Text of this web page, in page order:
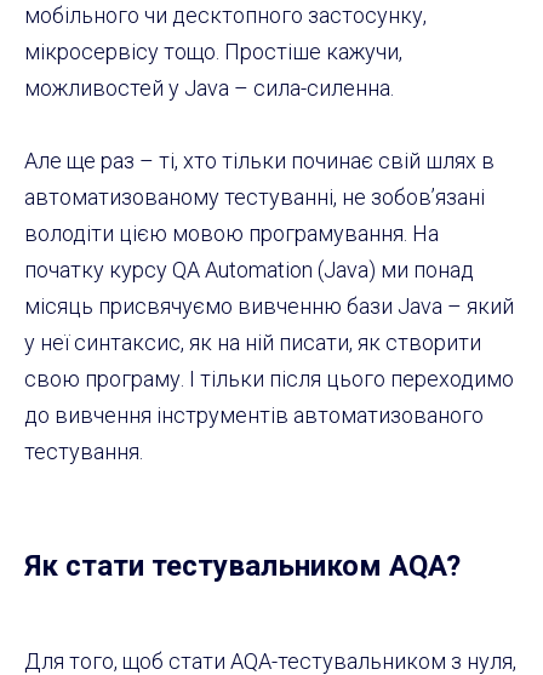
мобільного чи десктопного застосунку,
мікросервісу тощо. Простіше кажучи,
можливостей у Java – сила-силенна.
Але ще раз – ті, хто тільки починає свій шлях в
автоматизованому тестуванні, не зобовʼязані
володіти цією мовою програмування. На
початку курсу QA Automation (Java) ми понад
місяць присвячуємо вивченню бази Java – який
у неї синтаксис, як на ній писати, як створити
свою програму. І тільки після цього переходимо
до вивчення інструментів автоматизованого
тестування.
Як стати тестувальником AQA?
Для того, щоб стати AQA-тестувальником з нуля,